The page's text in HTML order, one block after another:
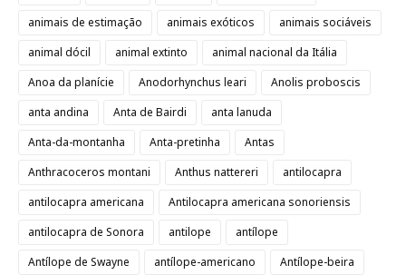
animais de estimação
animais exóticos
animais sociáveis
animal dócil
animal extinto
animal nacional da Itália
Anoa da planície
Anodorhynchus leari
Anolis proboscis
anta andina
Anta de Bairdi
anta lanuda
Anta-da-montanha
Anta-pretinha
Antas
Anthracoceros montani
Anthus nattereri
antilocapra
antilocapra americana
Antilocapra americana sonoriensis
antilocapra de Sonora
antilope
antílope
Antílope de Swayne
antílope-americano
Antílope-beira